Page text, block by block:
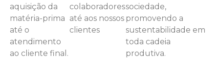
aquisição da
matéria-prima
até o
atendimento
ao cliente final.
colaboradores
até aos nossos
clientes
sociedade,
promovendo a
sustentabilidade em
toda cadeia
produtiva.